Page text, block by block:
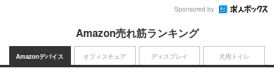
Sponsored by
Amazon売れ筋ランキング
Amazonデバイス オフィスチェア ディスプレイ 犬用トイレ